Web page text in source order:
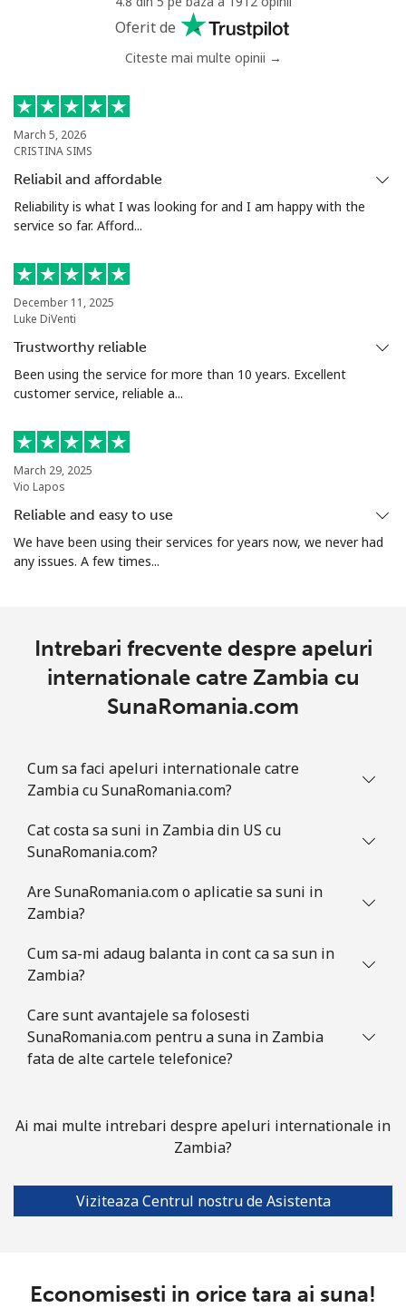
Oferit de
Citeste mai multe opinii →
March 5, 2026
CRISTINA SIMS
Reliabil and affordable
Reliability is what I was looking for and I am happy with the
service so far. Afford...
December 11, 2025
Luke DiVenti
Trustworthy reliable
Been using the service for more than 10 years. Excellent
customer service, reliable a...
March 29, 2025
Vio Lapos
Reliable and easy to use
We have been using their services for years now, we never had
any issues. A few times...
Intrebari frecvente despre apeluri
internationale catre Zambia cu
SunaRomania.com
Cum sa faci apeluri internationale catre
Zambia cu SunaRomania.com?
Cat costa sa suni in Zambia din US cu
SunaRomania.com?
Are SunaRomania.com o aplicatie sa suni in
Zambia?
Cum sa-mi adaug balanta in cont ca sa sun in
Zambia?
Care sunt avantajele sa folosesti
SunaRomania.com pentru a suna in Zambia
fata de alte cartele telefonice?
Ai mai multe intrebari despre apeluri internationale in
Zambia?
Viziteaza Centrul nostru de Asistenta
Economisesti in orice tara ai suna!